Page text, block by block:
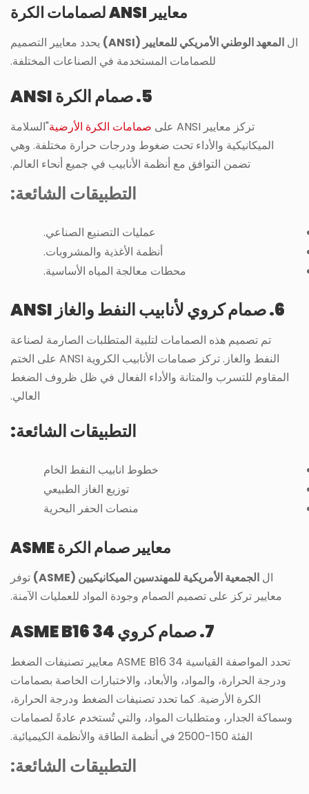
معايير ANSI لصمامات الكرة
ال المعهد الوطني الأمريكي للمعايير (ANSI)
يحدد معايير التصميم
للصمامات المستخدمة في الصناعات المختلفة.
5. صمام الكرة ANSI
تركز معايير ANSI على صمامات الكرة الأرضية"السلامة
الميكانيكية والأداء تحت ضغوط ودرجات حرارة مختلفة. وهي
تضمن التوافق مع أنظمة الأنابيب في جميع أنحاء العالم.
التطبيقات الشائعة:
عمليات التصنيع الصناعي.
أنظمة الأغذية والمشروبات.
محطات معالجة المياه الأساسية.
6. صمام كروي لأنابيب النفط والغاز ANSI
تم تصميم هذه الصمامات لتلبية المتطلبات الصارمة لصناعة
النفط والغاز. تركز صمامات الأنابيب الكروية ANSI على الختم
المقاوم للتسرب والمتانة والأداء الفعال في ظل ظروف الضغط
العالي.
التطبيقات الشائعة:
خطوط انابيب النفط الخام
توزيع الغاز الطبيعي
منصات الحفر البحرية
معايير صمام الكرة ASME
ال الجمعية الأمريكية للمهندسين الميكانيكيين (ASME)
توفر
معايير تركز على تصميم الصمام وجودة المواد للعمليات الآمنة.
7. صمام كروي ASME B16 34
تحدد المواصفة القياسية ASME B16 34 معايير تصنيفات الضغط
ودرجة الحرارة، والمواد، والأبعاد، والاختبارات الخاصة بصمامات
الكرة الأرضية. كما تحدد تصنيفات الضغط ودرجة الحرارة،
وسماكة الجدار، ومتطلبات المواد، والتي تُستخدم عادةً لصمامات
الفئة 150-2500 في أنظمة الطاقة والأنظمة الكيميائية.
التطبيقات الشائعة: